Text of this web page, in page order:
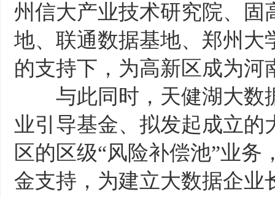
州信大产业技术研究院、
地、联通数据基地、郑州大
的支持下，为高新区成为
与此同时，天健湖大数
业引导基金、拟发起成立
区的区级“风险补偿池”业
金支持，为建立大数据企